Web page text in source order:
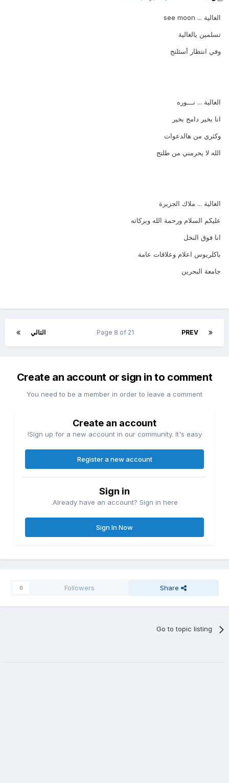
الغالية ... see moon
تسلمين يالغالية
وفي انتظار أسئلتج
الغالية ... نـــوره
انا بخير دامج بخير
وكثري من هالدعوات
الله لا يحرمني من طلتج
الغالية ... ملاك الجزيرة
عليكم السلام ورحمة الله وبركاته
انا فوق النخل
باكلريوس اعلام وعلاقات عامة
جامعة البحرين
PREV التالي Page 8 of 21
Create an account or sign in to comment
You need to be a member in order to leave a comment
Create an account
Sign up for a new account in our community. It's easy!
Register a new account
Sign in
Already have an account? Sign in here.
Sign In Now
Share
Followers
0
Go to topic listing